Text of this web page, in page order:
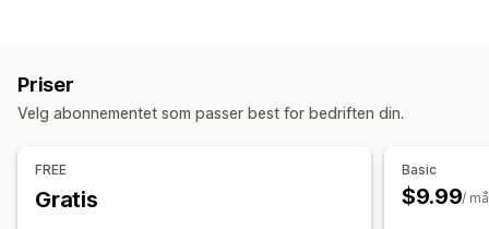
Administrere kampanjer
Analyse
Analyse
Priser
Velg abonnementet som passer best for bedriften din.
FREE
Gratis
Basic
$9.99/